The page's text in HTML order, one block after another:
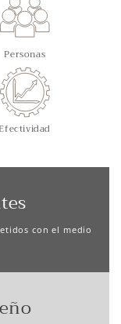
Personas
Efectividad
con el medio